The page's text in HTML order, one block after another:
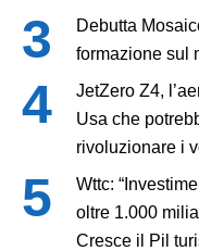
Debutta
formazione sul
JetZero Z4,
Usa che
rivoluzionare i
Wttc:
oltre 1.000
Cresce il Pil